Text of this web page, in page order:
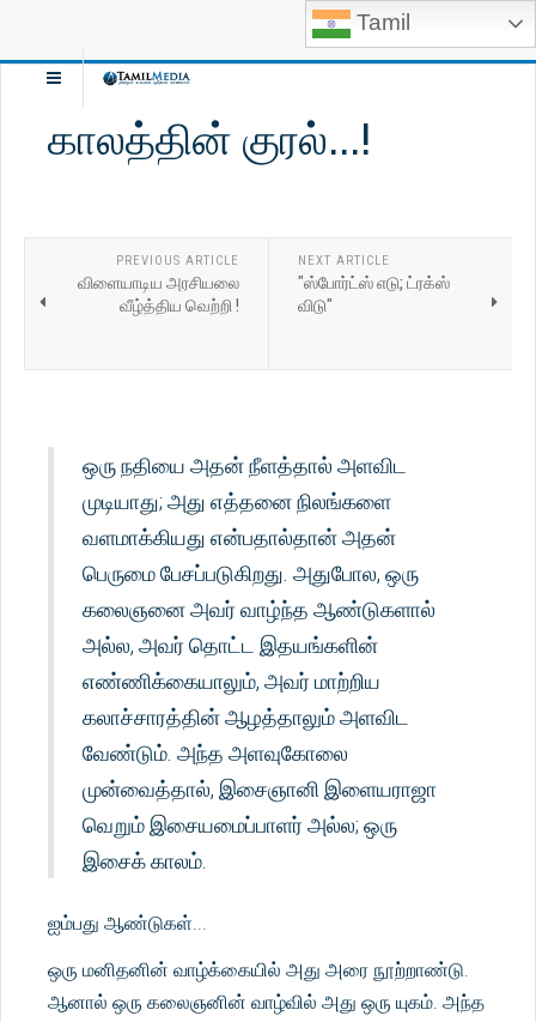
Tamil
காலத்தின் குரல்...!
PREVIOUS ARTICLE
விளையாடிய அரசியலை
வீழ்த்திய வெற்றி !
NEXT ARTICLE
"ஸ்போர்ட்ஸ் எடு; ட்ரக்ஸ்
விடு"
ஒரு நதியை அதன் நீளத்தால் அளவிட
முடியாது; அது எத்தனை நிலங்களை
வளமாக்கியது என்பதால்தான் அதன்
பெருமை பேசப்படுகிறது. அதுபோல, ஒரு
கலைஞனை அவர் வாழ்ந்த ஆண்டுகளால்
அல்ல, அவர் தொட்ட இதயங்களின்
எண்ணிக்கையாலும், அவர் மாற்றிய
கலாச்சாரத்தின் ஆழத்தாலும் அளவிட
வேண்டும். அந்த அளவுகோலை
முன்வைத்தால், இசைஞானி இளையராஜா
வெறும் இசையமைப்பாளர் அல்ல; ஒரு
இசைக் காலம்.
ஐம்பது ஆண்டுகள்...
ஒரு மனிதனின் வாழ்க்கையில் அது அரை நூற்றாண்டு.
ஆனால் ஒரு கலைஞனின் வாழ்வில் அது ஒரு யுகம். அந்த